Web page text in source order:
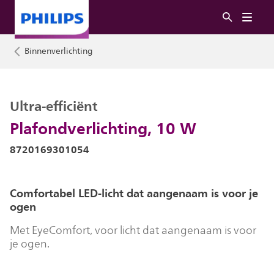
Binnenverlichting
Plafondverlichting, 10 W
Ultra-efficiënt
8720169301054
Comfortabel LED-licht dat aangenaam is voor je
ogen
Met EyeComfort, voor licht dat aangenaam is voor
je ogen.